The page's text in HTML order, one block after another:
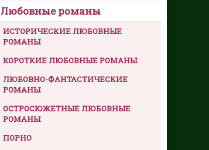
Любовные романы
ИСТОРИЧЕСКИЕ ЛЮБОВНЫЕ
РОМАНЫ
КОРОТКИЕ ЛЮБОВНЫЕ РОМАНЫ
ЛЮБОВНО-ФАНТАСТИЧЕСКИЕ
РОМАНЫ
ОСТРОСЮЖЕТНЫЕ ЛЮБОВНЫЕ
РОМАНЫ
ПОРНО